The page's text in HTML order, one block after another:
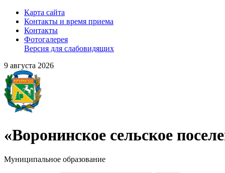
Карта сайта
Контакты и время приема
Контакты
Фотогалерея
Версия для слабовидящих
9 августа 2026
«Воронинское сельское
Муниципальное образование